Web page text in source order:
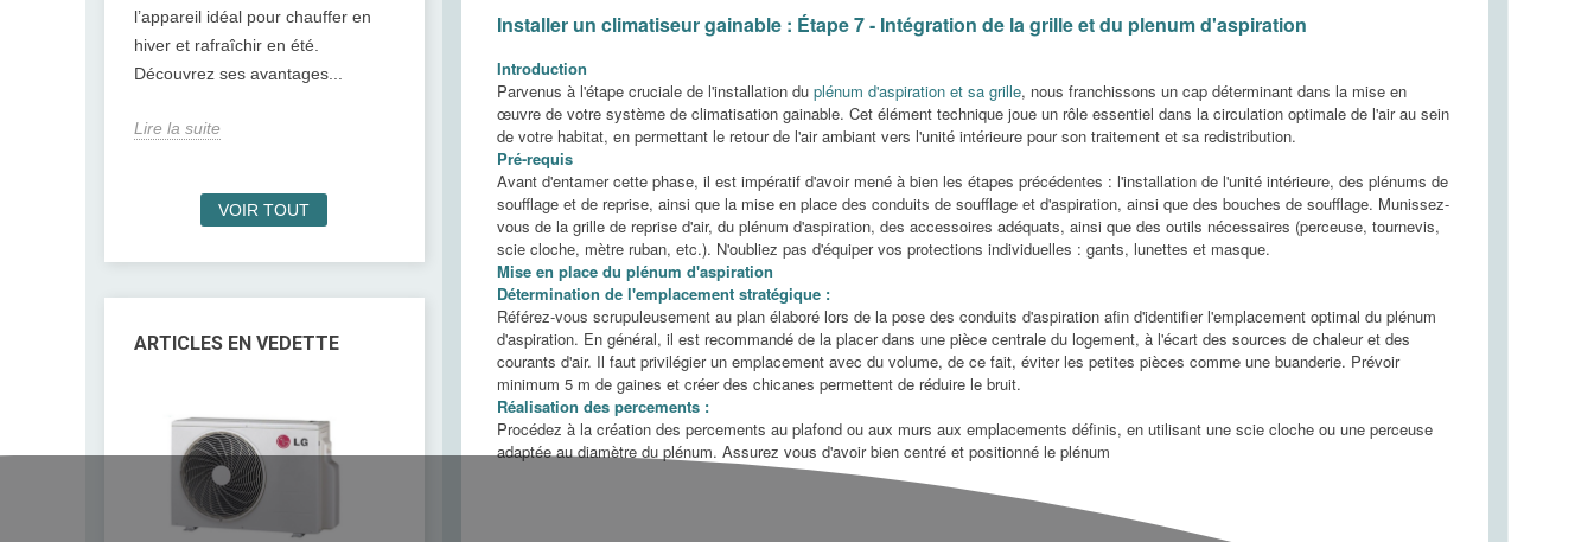
l’appareil idéal pour chauffer en
hiver et rafraîchir en été.
Découvrez ses avantages...
Lire la suite
consommation énergétique,
Lire la suite
maison nécessite de prendre en
Lire la suite
thermique, permettant un contrôle
Lire la suite Lire la suite
VOIR TOUT
ARTICLES EN VEDETTE
Installer un climatiseur gainable : Étape 7 - Intégration de la grille et du plenum d'aspiration
Introduction
Parvenus à l'étape cruciale de l'installation du plénum d'aspiration et sa grille, nous franchissons un cap déterminant dans la mise en
œuvre de votre système de climatisation gainable. Cet élément technique joue un rôle essentiel dans la circulation optimale de l'air au sein
de votre habitat, en permettant le retour de l'air ambiant vers l'unité intérieure pour son traitement et sa redistribution.
Pré-requis
Avant d'entamer cette phase, il est impératif d'avoir mené à bien les étapes précédentes : l'installation de l'unité intérieure, des plénums de
soufflage et de reprise, ainsi que la mise en place des conduits de soufflage et d'aspiration, ainsi que des bouches de soufflage. Munissez-
vous de la grille de reprise d'air, du plénum d'aspiration, des accessoires adéquats, ainsi que des outils nécessaires (perceuse, tournevis,
scie cloche, mètre ruban, etc.). N'oubliez pas d'équiper vos protections individuelles : gants, lunettes et masque.
Mise en place du plénum d'aspiration
Détermination de l'emplacement stratégique :
Référez-vous scrupuleusement au plan élaboré lors de la pose des conduits d'aspiration afin d'identifier l'emplacement optimal du plénum
d'aspiration. En général, il est recommandé de la placer dans une pièce centrale du logement, à l'écart des sources de chaleur et des
courants d'air. Il faut privilégier un emplacement avec du volume, de ce fait, éviter les petites pièces comme une buanderie. Prévoir
minimum 5 m de gaines et créer des chicanes permettent de réduire le bruit.
Réalisation des percements :
Procédez à la création des percements au plafond ou aux murs aux emplacements définis, en utilisant une scie cloche ou une perceuse
adaptée au diamètre du plénum. Assurez vous d'avoir bien centré et positionné le plénum